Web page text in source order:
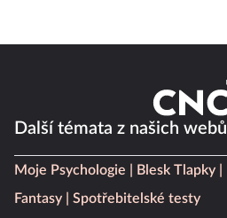
Další témata z našich webů
Moje Psychologie Blesk Tlapky
Fantasy
Spotřebitelské testy